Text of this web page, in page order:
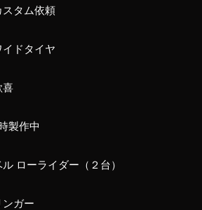
スタム依頼
イドタイヤ
喜
製作中
ローライダー（２台）
ンガー